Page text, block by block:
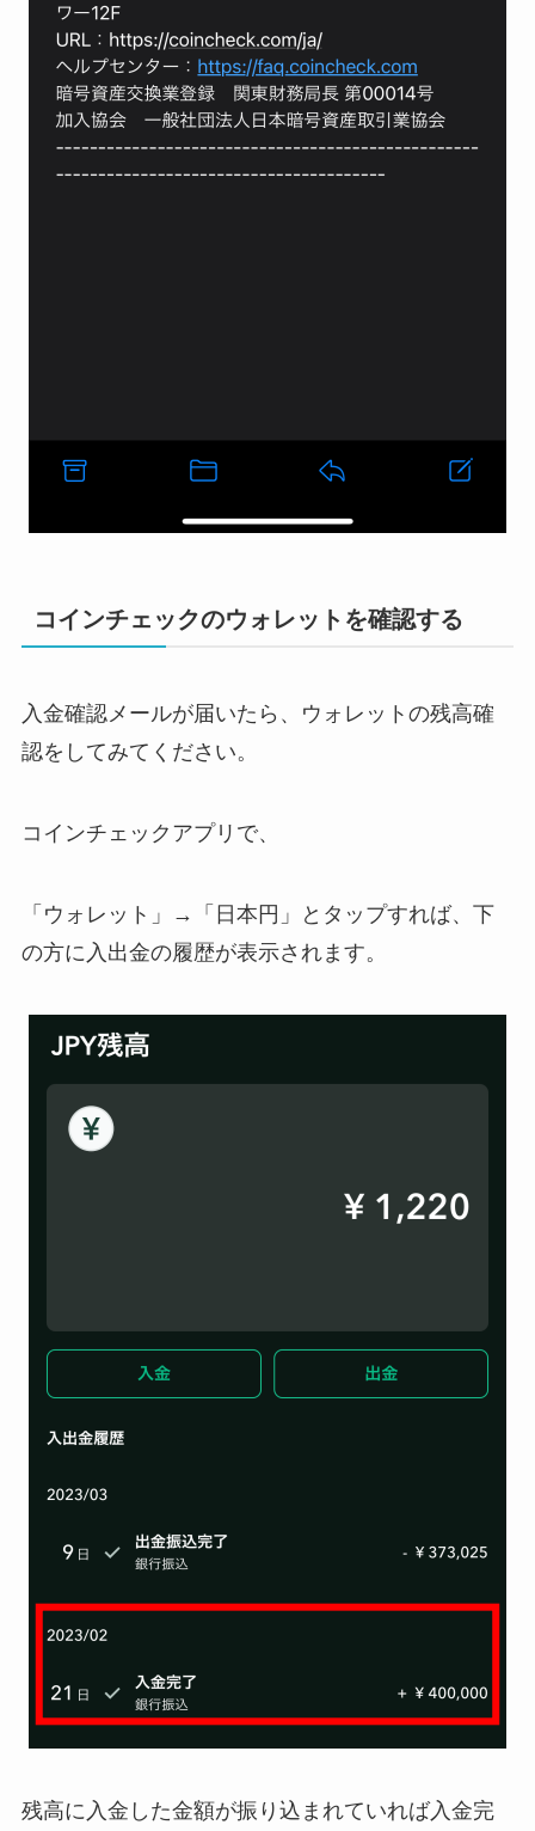
コインチェックのウォレットを確認する
入金確認メールが届いたら、ウォレットの残高確
認をしてみてください。
コインチェックアプリで、
「ウォレット」→「日本円」とタップすれば、下
の方に入出金の履歴が表示されます。
残高に入金した金額が振り込まれていれば入金完